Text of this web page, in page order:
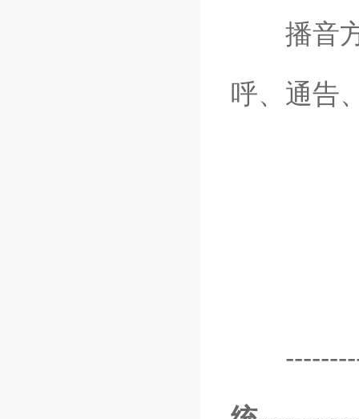
播音方
呼、通告